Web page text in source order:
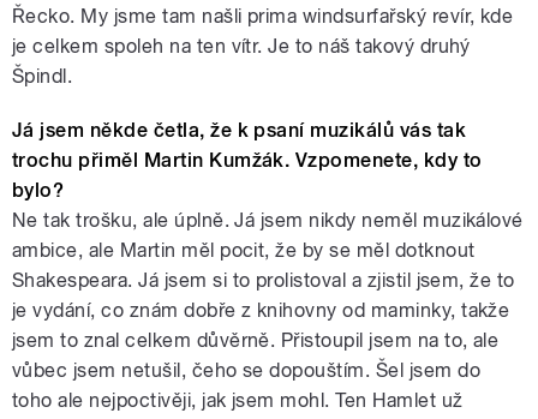
Řecko. My jsme tam našli prima windsurfařský revír, kde
je celkem spoleh na ten vítr. Je to náš takový druhý
Špindl.
Já jsem někde četla, že k psaní muzikálů vás tak
trochu přiměl Martin Kumžák. Vzpomenete, kdy to
bylo?
Ne tak trošku, ale úplně. Já jsem nikdy neměl muzikálové
ambice, ale Martin měl pocit, že by se měl dotknout
Shakespeara. Já jsem si to prolistoval a zjistil jsem, že to
je vydání, co znám dobře z knihovny od maminky, takže
jsem to znal celkem důvěrně. Přistoupil jsem na to, ale
vůbec jsem netušil, čeho se dopouštím. Šel jsem do
toho ale nejpoctivěji, jak jsem mohl. Ten Hamlet už